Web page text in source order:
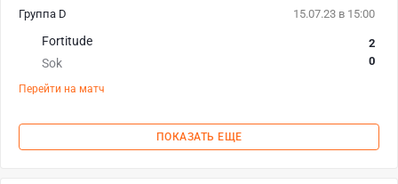
15.07.23 в 15:00
Fortitude
Sok
2
0
Перейти на матч
Группа D
ПОКАЗАТЬ ЕЩЕ